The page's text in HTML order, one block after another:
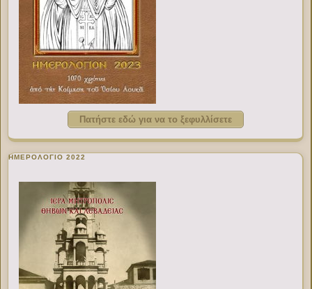
Πατήστε εδώ για να το ξεφυλλίσετε
ΗΜΕΡΟΛΟΓΙΟ 2022